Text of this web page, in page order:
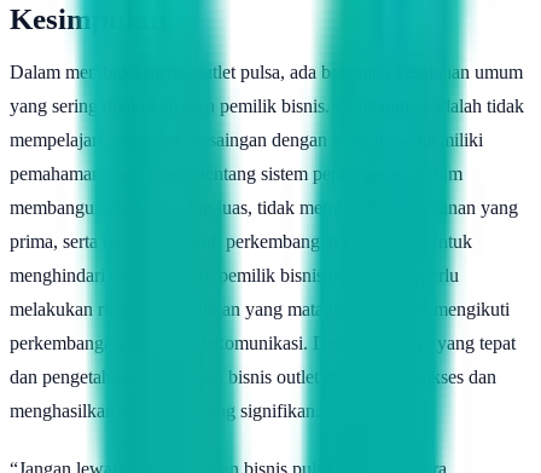
Kesimpulan
Dalam membuka bisnis outlet pulsa, ada beberapa kesalahan umum
yang sering dilakukan oleh pemilik bisnis. Diantaranya adalah tidak
mempelajari pasar dan persaingan dengan baik, tidak memiliki
pemahaman yang cukup tentang sistem pembayaran, belum
membangun jaringan yang luas, tidak memberikan pelayanan yang
prima, serta tidak mengikuti perkembangan teknologi. Untuk
menghindari kesalahan ini, pemilik bisnis outlet pulsa perlu
melakukan riset dan penelitian yang matang, serta terus mengikuti
perkembangan industri telekomunikasi. Dengan strategi yang tepat
dan pengetahuan yang baik, bisnis outlet pulsa dapat sukses dan
menghasilkan kelebihan yang signifikan.